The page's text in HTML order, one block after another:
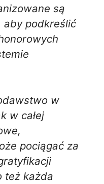
są
aby podkreślić
w
w całej
pociągać za
też każda